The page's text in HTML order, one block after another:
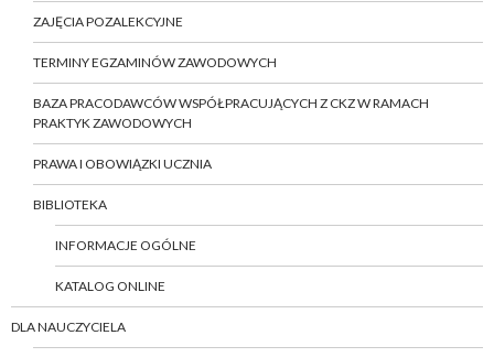
ZAJĘCIA POZALEKCYJNE
TERMINY EGZAMINÓW ZAWODOWYCH
BAZA PRACODAWCÓW WSPÓŁPRACUJĄCYCH Z CKZ W RAMACH
PRAKTYK ZAWODOWYCH
PRAWA I OBOWIĄZKI UCZNIA
BIBLIOTEKA
INFORMACJE OGÓLNE
KATALOG ONLINE
DLA NAUCZYCIELA